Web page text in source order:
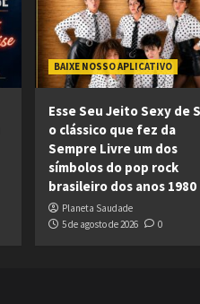
BAIXE NOSSO APLICATIVO
Esse Seu Jeito Sexy de
o clássico que fez da
Sempre Livre um dos
símbolos do pop rock
brasileiro dos anos 1980
Planeta Saudade
5 de agosto de 2026
0